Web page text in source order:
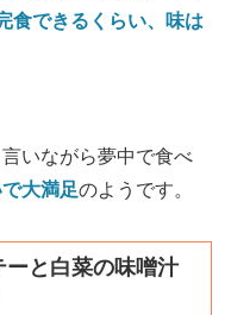
食できるくらい、味は
言いながら夢中で食べ
大満足のようです。
ーと白菜の味噌汁